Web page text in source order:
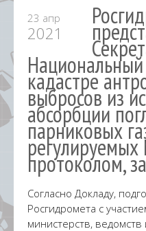
23 апр
2021
кадастре
выбросов из
абсорбции
парниковых
протоколом,
Согласно Докладу,
Росгидромета с
министерств,